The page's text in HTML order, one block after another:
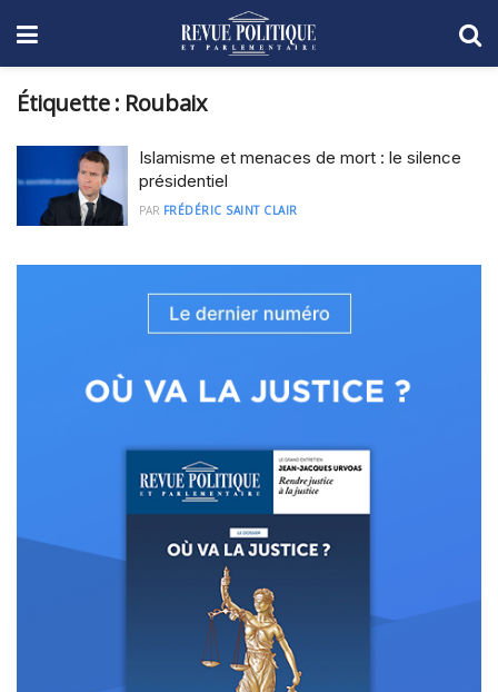
Étiquette : Roubaix
Islamisme et menaces de mort : le silence
présidentiel
PAR FRÉDÉRIC SAINT CLAIR